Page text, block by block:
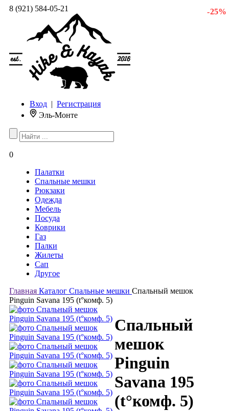
8 (921) 584-05-21
Вход | Регистрация
Эль-Монте
0
Палатки
Спальные мешки
Рюкзаки
Одежда
Мебель
Посуда
Коврики
Газ
Палки
Жилеты
Сап
Другое
Главная Каталог Спальные мешки Спальный мешок
Pinguin Savana 195 (t°комф. 5)
- 25 %
Спальный
мешок
Pinguin
Savana 195
(t°комф. 5)